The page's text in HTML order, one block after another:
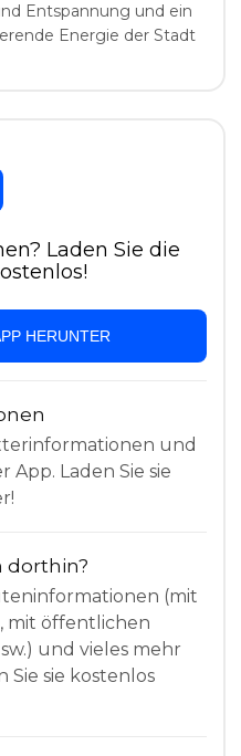
Entspannung und ein
Energie der Stadt
Laden Sie die
HERUNTER
und
App. Laden Sie sie
dorthin?
(mit
mit öffentlichen
und vieles mehr
Sie sie kostenlos